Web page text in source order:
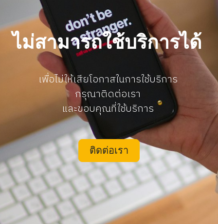
ไม่สามารถใช้บริการได้
เพื่อไม่ให้เสียโอกาสในการใช้บริการ
กรุณาติดต่อเรา
และขอบคุณที่ใช้บริการ
ติดต่อเรา